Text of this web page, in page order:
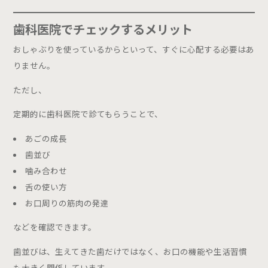
歯科医院でチェックするメリット
おしゃぶりを使っているからといって、すぐに心配する必要はあ
りません。
ただし、
定期的に歯科医院で診てもらうことで、
あごの成長
歯並び
噛み合わせ
舌の使い方
お口周りの筋肉の発達
などを確認できます。
歯並びは、生えてきた歯だけではなく、お口の機能や生活習慣